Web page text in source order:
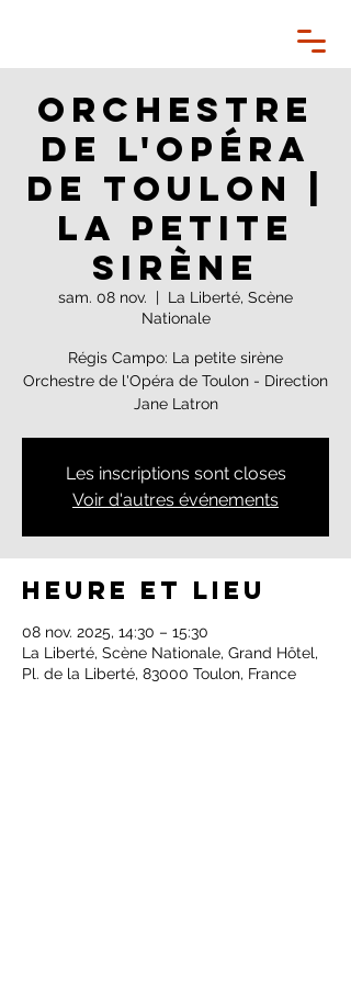
Orchestre
de l'Opéra
de Toulon |
La petite
sirène
sam. 08 nov.
  |
La Liberté, Scène
Nationale
Régis Campo: La petite sirène
Orchestre de l'Opéra de Toulon - Direction
Jane Latron
Les inscriptions sont closes
Voir d'autres événements
Heure et lieu
08 nov. 2025, 14:30 – 15:30
La Liberté, Scène Nationale, Grand Hôtel,
Pl. de la Liberté, 83000 Toulon, France